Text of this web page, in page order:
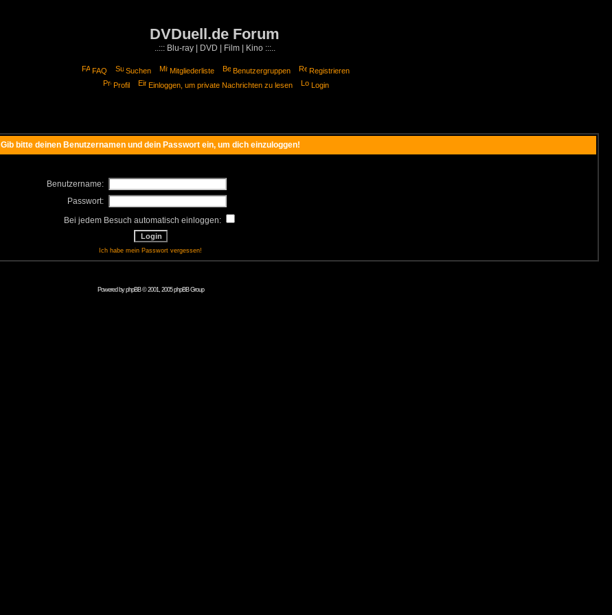
DVDuell.de Forum
..::: Blu-ray | DVD | Film | Kino :::..
FAQ Suchen Mitgliederliste Benutzergruppen
Registrieren
Profil
Einloggen, um private Nachrichten zu lesen Login
Gib bitte deinen Benutzernamen und dein Passwort ein, um dich einzuloggen!
Benutzername:
Passwort:
Bei jedem Besuch automatisch einloggen:
Ich habe mein Passwort vergessen!
Powered byphpBB© 2001, 2005 phpBB Group